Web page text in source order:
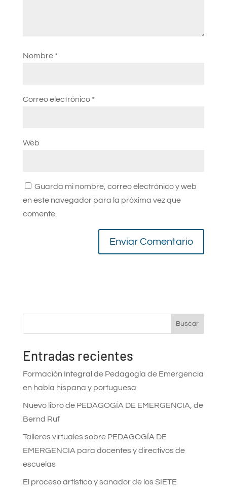
Nombre *
Correo electrónico *
Web
Guarda mi nombre, correo electrónico y web
en este navegador para la próxima vez que
comente.
Buscar
Entradas recientes
Formación Integral de Pedagogía de Emergencia
en habla hispana y portuguesa
Nuevo libro de PEDAGOGÍA DE EMERGENCIA, de
Bernd Ruf
Talleres virtuales sobre PEDAGOGÍA DE
EMERGENCIA para docentes y directivos de
escuelas
El proceso artístico y sanador de los SIETE